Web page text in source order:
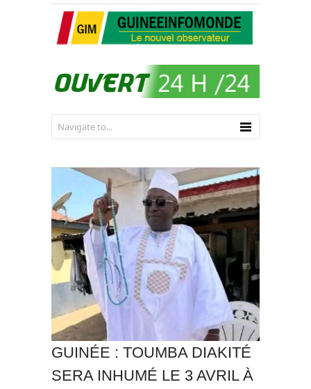
GUINÉE : TOUMBA DIAKITÉ
SERA INHUMÉ LE 3 AVRIL À